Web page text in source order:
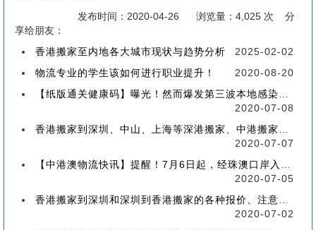
发布时间：2020-04-26 浏览量：4,025 次 分
享给朋友：
香港搬家至内地各大城市现状与趋势分析
2025-02-02
物流专业的学生该如何进行职业提升！
2020-08-20
【纸版通关健康码】曝光！然而爆发第三波本地感染，或再推迟启用！
2020-07-08
香港搬家到深圳、中山、上海等深港搬家、中港搬家的業務範圍、技術保障
2020-07-07
【中港澳物流快讯】提醒！7月6日起，经珠澳口岸入境有新变化！
2020-07-05
香港搬家到深圳和深圳到香港搬家的各种报价、注意事项和派送价格【深港搬家价格查询】
2020-07-02